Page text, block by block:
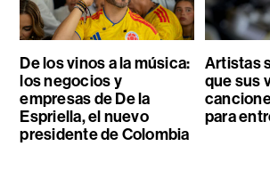
De los vinos a la música:
los negocios y
empresas de De la
Espriella, el nuevo
presidente de Colombia
Artistas
que sus
para